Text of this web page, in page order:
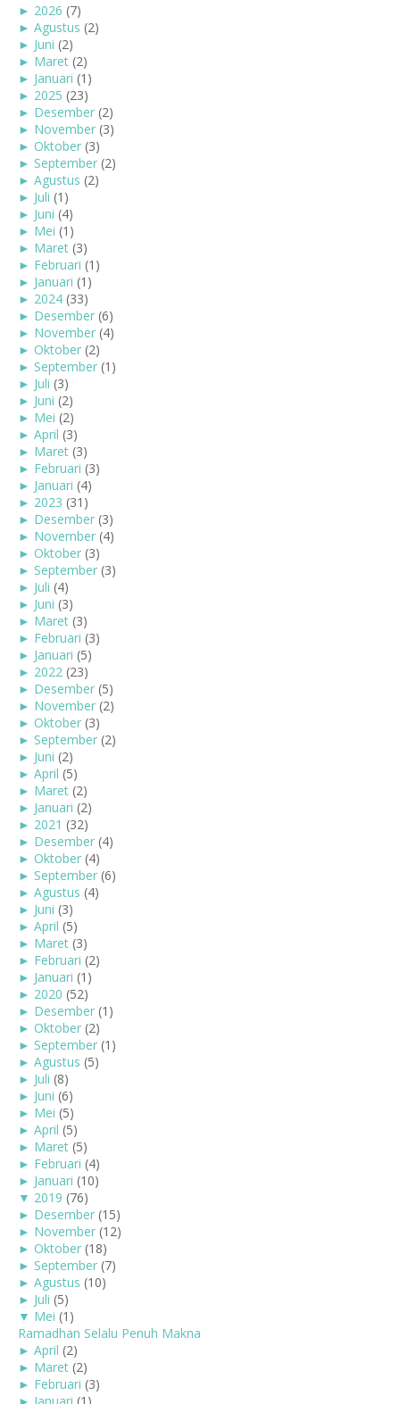
► 2026 (7)
► Agustus (2)
► Juni (2)
► Maret (2)
► Januari (1)
► 2025 (23)
► Desember (2)
► November (3)
► Oktober (3)
► September (2)
► Agustus (2)
► Juli (1)
► Juni (4)
► Mei (1)
► Maret (3)
► Februari (1)
► Januari (1)
► 2024 (33)
► Desember (6)
► November (4)
► Oktober (2)
► September (1)
► Juli (3)
► Juni (2)
► Mei (2)
► April (3)
► Maret (3)
► Februari (3)
► Januari (4)
► 2023 (31)
► Desember (3)
► November (4)
► Oktober (3)
► September (3)
► Juli (4)
► Juni (3)
► Maret (3)
► Februari (3)
► Januari (5)
► 2022 (23)
► Desember (5)
► November (2)
► Oktober (3)
► September (2)
► Juni (2)
► April (5)
► Maret (2)
► Januari (2)
► 2021 (32)
► Desember (4)
► Oktober (4)
► September (6)
► Agustus (4)
► Juni (3)
► April (5)
► Maret (3)
► Februari (2)
► Januari (1)
► 2020 (52)
► Desember (1)
► Oktober (2)
► September (1)
► Agustus (5)
► Juli (8)
► Juni (6)
► Mei (5)
► April (5)
► Maret (5)
► Februari (4)
► Januari (10)
▼ 2019 (76)
► Desember (15)
► November (12)
► Oktober (18)
► September (7)
► Agustus (10)
► Juli (5)
▼ Mei (1)
Ramadhan Selalu Penuh Makna
► April (2)
► Maret (2)
► Februari (3)
► Januari (1)